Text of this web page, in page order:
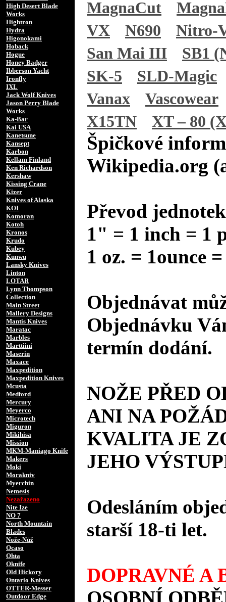
High Desert Blade
Works
Hightron
Hydra
Higonokami
Hoback
Hogue
Honey Badger
Ibberson Yacht
Ironfly
IXL
Jack Wolf Knives
Jason Perry Blade
Works
Ka-Bar
Kai USA
Kanetsune
Kansept
Karbon
Kellam Finland
Ken Richardson
Kershaw
Kissing Crane
Kizer
Knives of Alaska
KOI
Komoran
Kotoh
Kronos
Krudo
Kubey
Kunwu
Lansky Knives
Linton
LOTAR
Lynn Thompson
Collection
Main Street
Mallery Designs
Mantis Knives
Maratac
Marbles
Marttiini
Maserin
Maxace
Maxpedition
Maxpedition Knives
Mcusta
Medford
Mercury
Meyerco
Microtech
Miguron
Mikihisa
Mission
MKM-Maniago Knife
Makers
Moki
Morakniv
Myerchin
Nemesis
Nezařazeno
Nite Ize
NO 7
North Mountain
Blades
Nože-Nůž
Ocaso
Ohta
Oknife
Old Hickory
Ontario Knives
OTTER-Messer
Outdoor Edge
MagnaCut
VX
N690
Nitro-
San Mai III
SB1
SK-5
SLD-Magic
Vanax
Vascowear
X15TN
XT – 80
Špičkové
Wikipedia.org
Převod
1" = 1 inch = 1
1 oz. = 1ounce
Objednávat
Objednávku
termín dodání.
NOŽE PŘED
ANI NA
KVALITA JE
JEHO
Odesláním
starší 18-ti let.
DOPRAVNÉ A